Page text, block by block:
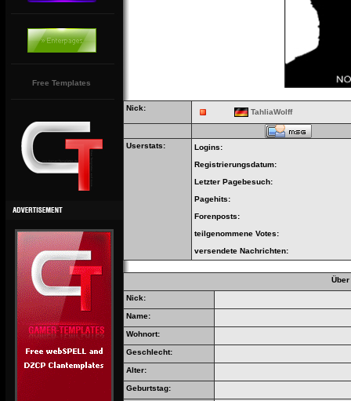
Free Templates
Nick: TahliaWolff
Userstats:
Logins:
Registrierungsdatum:
Letzter Pagebesuch:
Pagehits:
Forenposts:
teilgenommene Votes:
versendete Nachrichten:
Nick:
Name:
Wohnort:
Geschlecht:
Alter:
Geburtstag: